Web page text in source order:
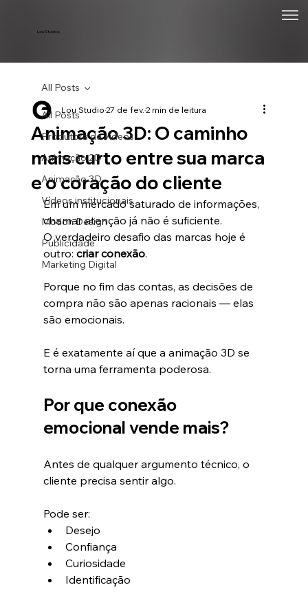
Lou Studios
All Posts
Produtora de vídeos
Animação 2D
Animação 3D
Vídeos institucionais
Motion Design
Publicidade
Marketing Digital
All Posts
Animação 3D: O caminho
mais curto entre sua marca
e o coração do cliente
Lou Studio27 de fev.2 min de leitura
Em um mercado saturado de informações,
chamar atenção já não é suficiente.
O verdadeiro desafio das marcas hoje é
outro: criar conexão.
Porque no fim das contas, as decisões de
compra não são apenas racionais — elas
são emocionais.
E é exatamente aí que a animação 3D se
torna uma ferramenta poderosa.
Por que conexão
emocional vende mais?
Antes de qualquer argumento técnico, o
cliente precisa sentir algo.
Pode ser:
Desejo
Confiança
Curiosidade
Identificação